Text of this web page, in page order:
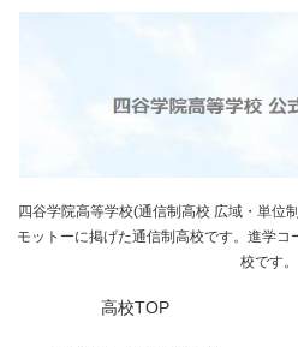
四谷学院高等学校(通信制高校 広域・単位
モットーに掲げた通信制高校です。進学
校です。
高校TOP